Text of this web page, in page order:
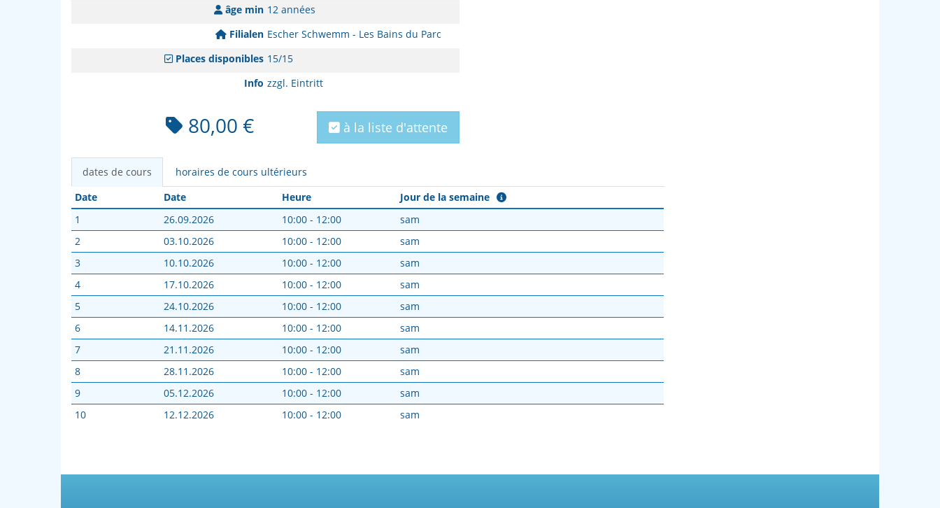
âge min 12 années
Filialen Escher Schwemm - Les Bains du Parc
Places disponibles 15/15
Info zzgl. Eintritt
80,00 € à la liste d'attente
dates de cours
horaires de cours ultérieurs
Date
Date Heure
Jour de la semaine
1
26.09.2026 10:00 - 12:00
sam
2
03.10.2026 10:00 - 12:00
sam
3
10.10.2026 10:00 - 12:00
sam
4
17.10.2026 10:00 - 12:00
sam
5
24.10.2026 10:00 - 12:00
sam
6
14.11.2026 10:00 - 12:00
sam
7
21.11.2026 10:00 - 12:00
sam
8
28.11.2026 10:00 - 12:00
sam
9
05.12.2026 10:00 - 12:00
sam
10
12.12.2026 10:00 - 12:00 sam